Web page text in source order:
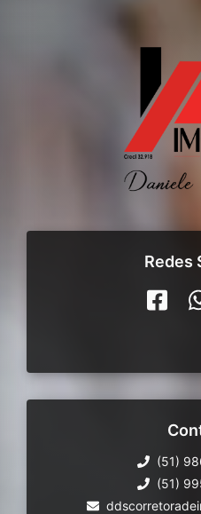
Redes
(51)
(51)